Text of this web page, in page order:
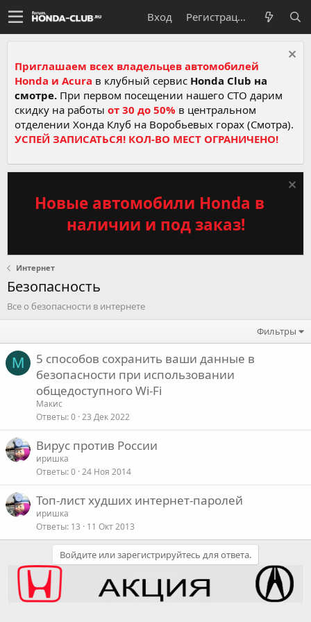
Вход Регистрация
Приглашаем всех владельцев автомобилей
Honda и Acura в клубный сервис Honda Club на
смотре. При первом посещении нашего СТО дарим
скидку на работы от 30 до 50% в центральном
отделении Хонда Клуб на Воробьевых горах (Смотра).
УСПЕЙ ЗАПИСАТЬСЯ! КОЛ-ВО МЕСТ ОГРАНИЧЕНО!
Новые автомобили Honda в
наличии и под заказ!
Интернет
Безопасность
Все о безопасности в интернете
Фильтры
М
5 способов сохранить ваши данные в
безопасности при использовании
общедоступного Wi-Fi
Макис
Ответы 0 23 Дек 2022
Вирус против России
иришка
Ответы 0 24 Ноя 2014
Топ-лист худших интернет-паролей
иришка
Ответы 13 11 Окт 2013
Войдите или зарегистрируйтесь для ответа.